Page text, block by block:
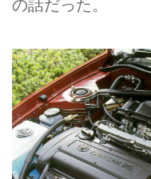
の話だった。